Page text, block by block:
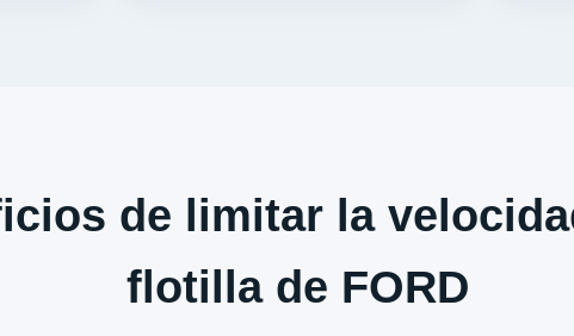
de limitar la
flotilla de FORD